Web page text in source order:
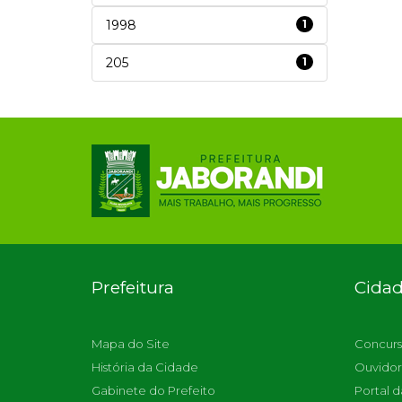
1998 1
205 1
Prefeitura
Mapa do Site
História da Cidade
Gabinete do Prefeito
Portal